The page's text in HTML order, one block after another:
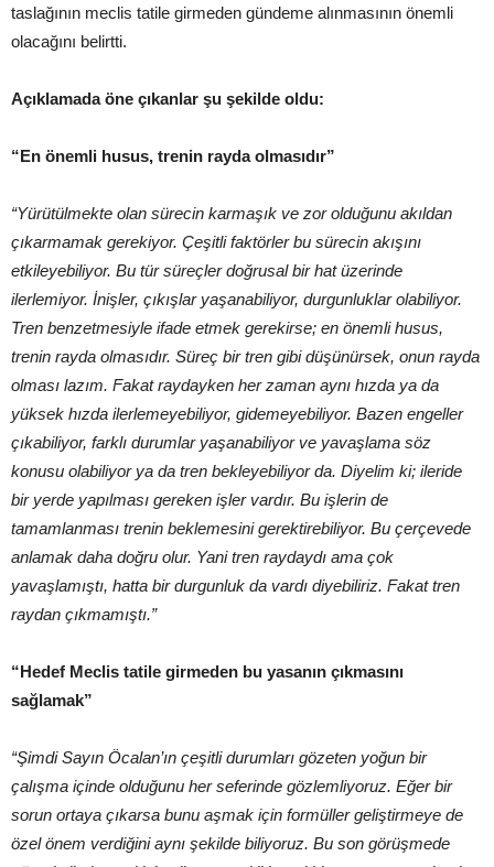
taslağının meclis tatile girmeden gündeme alınmasının önemli
olacağını belirtti.
Açıklamada öne çıkanlar şu şekilde oldu:
“En önemli husus, trenin rayda olmasıdır”
“Yürütülmekte olan sürecin karmaşık ve zor olduğunu akıldan
çıkarmamak gerekiyor. Çeşitli faktörler bu sürecin akışını
etkileyebiliyor. Bu tür süreçler doğrusal bir hat üzerinde
ilerlemiyor. İnişler, çıkışlar yaşanabiliyor, durgunluklar olabiliyor.
Tren benzetmesiyle ifade etmek gerekirse; en önemli husus,
trenin rayda olmasıdır. Süreç bir tren gibi düşünürsek, onun rayda
olması lazım. Fakat raydayken her zaman aynı hızda ya da
yüksek hızda ilerlemeyebiliyor, gidemeyebiliyor. Bazen engeller
çıkabiliyor, farklı durumlar yaşanabiliyor ve yavaşlama söz
konusu olabiliyor ya da tren bekleyebiliyor da. Diyelim ki; ileride
bir yerde yapılması gereken işler vardır. Bu işlerin de
tamamlanması trenin beklemesini gerektirebiliyor. Bu çerçevede
anlamak daha doğru olur. Yani tren raydaydı ama çok
yavaşlamıştı, hatta bir durgunluk da vardı diyebiliriz. Fakat tren
raydan çıkmamıştı.”
“Hedef Meclis tatile girmeden bu yasanın çıkmasını
sağlamak”
“Şimdi Sayın Öcalan’ın çeşitli durumları gözeten yoğun bir
çalışma içinde olduğunu her seferinde gözlemliyoruz. Eğer bir
sorun ortaya çıkarsa bunu aşmak için formüller geliştirmeye de
özel önem verdiğini aynı şekilde biliyoruz. Bu son görüşmede